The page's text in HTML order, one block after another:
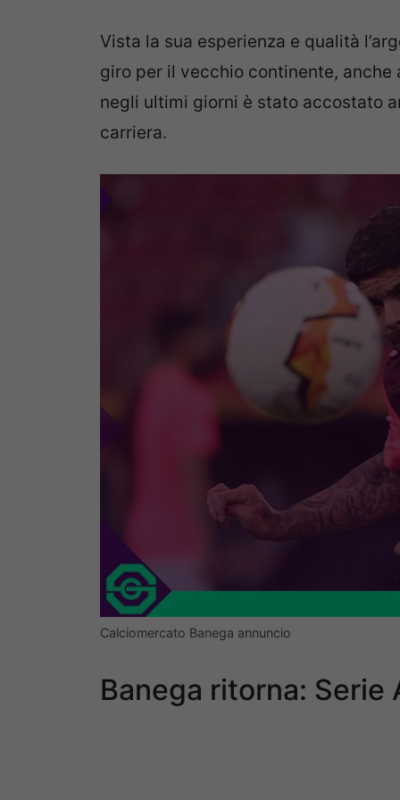
Vista la sua esperienza e qualità
giro per il vecchio continente, anche
negli ultimi giorni è stato accostato
carriera.
Calciomercato Banega annuncio
Banega ritorna: Serie